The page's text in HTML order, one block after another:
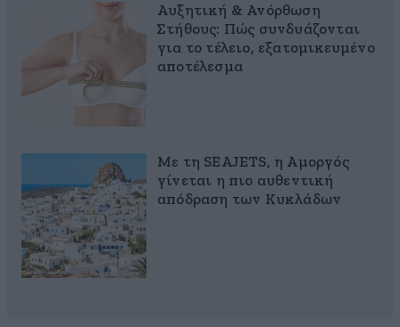
Αυξητική & Ανόρθωση
Στήθους: Πώς συνδυάζονται
για το τέλειο, εξατομικευμένο
αποτέλεσμα
Με τη SEAJETS, η Αμοργός
γίνεται η πιο αυθεντική
απόδραση των Κυκλάδων